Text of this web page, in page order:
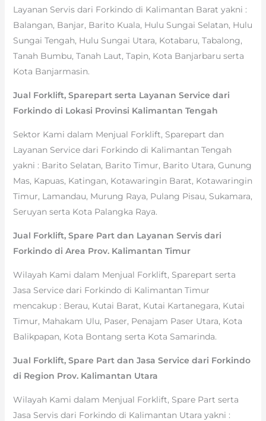
Layanan Servis dari Forkindo di Kalimantan Barat yakni :
Balangan, Banjar, Barito Kuala, Hulu Sungai Selatan, Hulu
Sungai Tengah, Hulu Sungai Utara, Kotabaru, Tabalong,
Tanah Bumbu, Tanah Laut, Tapin, Kota Banjarbaru serta
Kota Banjarmasin.
Jual Forklift, Sparepart serta Layanan Service dari
Forkindo di Lokasi Provinsi Kalimantan Tengah
Sektor Kami dalam Menjual Forklift, Sparepart dan
Layanan Service dari Forkindo di Kalimantan Tengah
yakni : Barito Selatan, Barito Timur, Barito Utara, Gunung
Mas, Kapuas, Katingan, Kotawaringin Barat, Kotawaringin
Timur, Lamandau, Murung Raya, Pulang Pisau, Sukamara,
Seruyan serta Kota Palangka Raya.
Jual Forklift, Spare Part dan Layanan Servis dari
Forkindo di Area Prov. Kalimantan Timur
Wilayah Kami dalam Menjual Forklift, Sparepart serta
Jasa Service dari Forkindo di Kalimantan Timur
mencakup : Berau, Kutai Barat, Kutai Kartanegara, Kutai
Timur, Mahakam Ulu, Paser, Penajam Paser Utara, Kota
Balikpapan, Kota Bontang serta Kota Samarinda.
Jual Forklift, Spare Part dan Jasa Service dari Forkindo
di Region Prov. Kalimantan Utara
Wilayah Kami dalam Menjual Forklift, Spare Part serta
Jasa Servis dari Forkindo di Kalimantan Utara yakni :